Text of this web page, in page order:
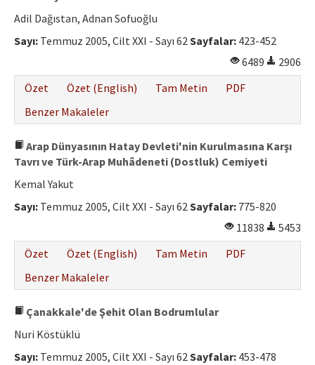
Adil Dağıstan, Adnan Sofuoğlu
Sayı: Temmuz 2005, Cilt XXI - Sayı 62Sayfalar: 423-452
6489
2906
Özet
Özet (English) Tam Metin
PDF
Benzer Makaleler
Arap Dünyasının Hatay Devleti'nin Kurulmasına Karşı
Tavrı ve Türk-Arap Muhâdeneti (Dostluk) Cemiyeti
Kemal Yakut
Sayı: Temmuz 2005, Cilt XXI - Sayı 62Sayfalar: 775-820
11838
5453
Özet
Özet (English) Tam Metin
PDF
Benzer Makaleler
Çanakkale'de Şehit Olan Bodrumlular
Nuri Köstüklü
Sayı: Temmuz 2005, Cilt XXI - Sayı 62Sayfalar: 453-478